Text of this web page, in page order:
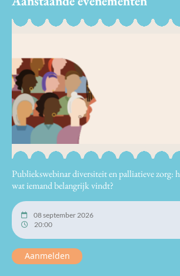
Publiekswebinar diversiteit en palliatieve zorg:
wat iemand belangrijk vindt?
08 september 2026
20:00
Aanmelden